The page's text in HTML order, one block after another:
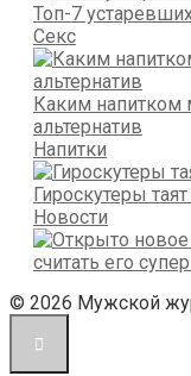
Топ-7
Секс
Каким напитком
альтернатив
Напитки
Гироскутеры
Новости
© 2026 Мужской